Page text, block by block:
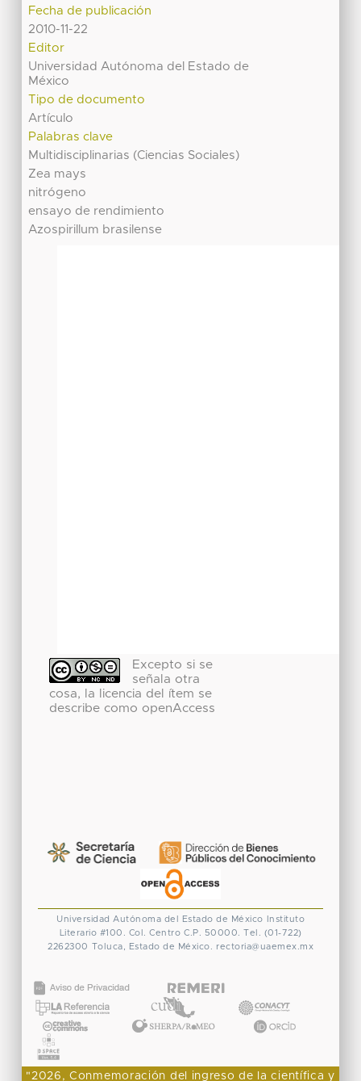
Fecha de publicación
2010-11-22
Editor
Universidad Autónoma del Estado de
México
Tipo de documento
Artículo
Palabras clave
Multidisciplinarias (Ciencias Sociales)
Zea mays
nitrógeno
ensayo de rendimiento
Azospirillum brasilense
Excepto si se
señala otra
cosa, la licencia del ítem se
describe como openAccess
Universidad Autónoma del Estado de México
Instituto
Literario #100. Col. Centro C.P. 50000. Tel. (01-722)
2262300 Toluca, Estado de México. rectoria@uaemex.mx
"2026, Conmemoración del ingreso de la científica y